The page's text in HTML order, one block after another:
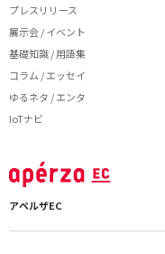
プレスリリース
展示会 / イベント
基礎知識 / 用語集
コラム / エッセイ
ゆるネタ / エンタ
IoTナビ
アペルザEC